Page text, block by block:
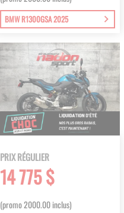
BMW R1300GSA 2025
PRIX RÉGULIER
14 775 $
(promo 2000.00 inclus)